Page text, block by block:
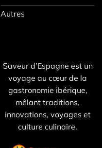
Autres
Saveur d’Espagne est un
voyage au cœur de la
gastronomie ibérique,
mêlant traditions,
innovations, voyages et
culture culinaire.